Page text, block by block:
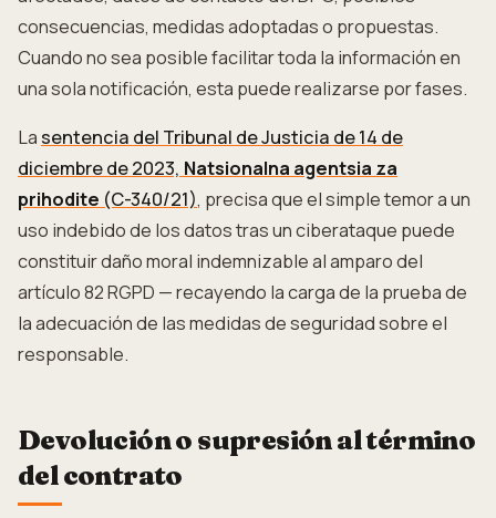
consecuencias, medidas adoptadas o propuestas.
Cuando no sea posible facilitar toda la información en
una sola notificación, esta puede realizarse por fases.
Lasentencia del Tribunal de Justicia de 14 de
diciembre de 2023, Natsionalna agentsia za
prihodite (C-340/21), precisa que el simple temor a un
uso indebido de los datos tras un ciberataque puede
constituir daño moral indemnizable al amparo del
artículo 82 RGPD — recayendo la carga de la prueba de
la adecuación de las medidas de seguridad sobre el
responsable.
Devolución o supresión al término
del contrato